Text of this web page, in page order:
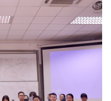
加深了学生对银行账
金融诈骗，刘伟岸也
种类、手段，通过案
要时刻注意安全，提